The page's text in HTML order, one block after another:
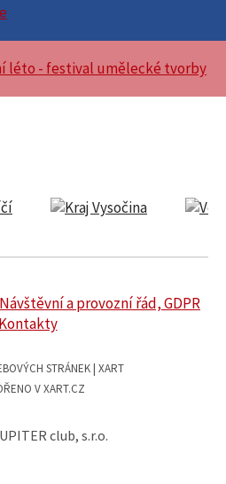
a provozní řád, GDPR
Kontakty
V XART.CZ
club, s.r.o.